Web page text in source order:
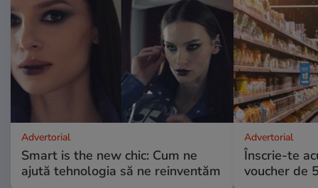
Advertorial
Smart is the new chic: Cum ne
ajută tehnologia să ne reinventăm
Advertorial
Înscrie-te
voucher de